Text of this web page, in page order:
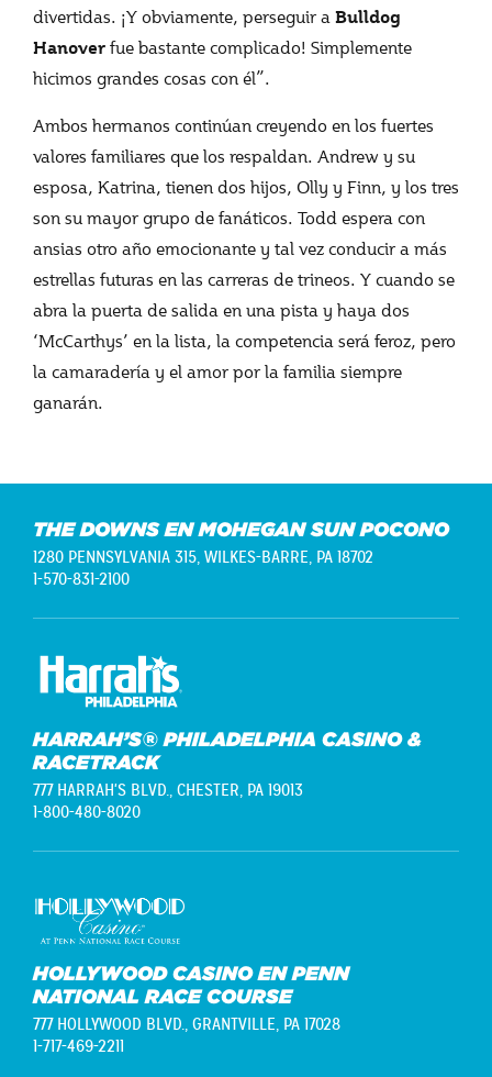
divertidas. ¡Y obviamente, perseguir a Bulldog
Hanover fue bastante complicado! Simplemente
hicimos grandes cosas con él”.
Ambos hermanos continúan creyendo en los fuertes
valores familiares que los respaldan. Andrew y su
esposa, Katrina, tienen dos hijos, Olly y Finn, y los tres
son su mayor grupo de fanáticos. Todd espera con
ansias otro año emocionante y tal vez conducir a más
estrellas futuras en las carreras de trineos. Y cuando se
abra la puerta de salida en una pista y haya dos
‘McCarthys’ en la lista, la competencia será feroz, pero
la camaradería y el amor por la familia siempre
ganarán.
THE DOWNS EN MOHEGAN SUN POCONO
1280 PENNSYLVANIA 315, WILKES-BARRE, PA 18702
1-570-831-2100
HARRAH’S® PHILADELPHIA CASINO &
RACETRACK
777 HARRAH'S BLVD., CHESTER, PA 19013
1-800-480-8020
HOLLYWOOD CASINO EN PENN
NATIONAL RACE COURSE
777 HOLLYWOOD BLVD., GRANTVILLE, PA 17028
1-717-469-2211